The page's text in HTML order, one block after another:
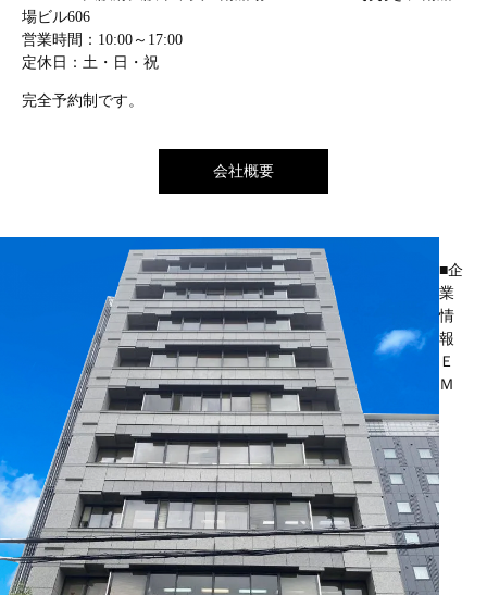
場ビル606
営業時間：10:00～17:00
定休日：土・日・祝
完全予約制です。
会社概要
■企
業
情
報
Ｅ
Ｍ